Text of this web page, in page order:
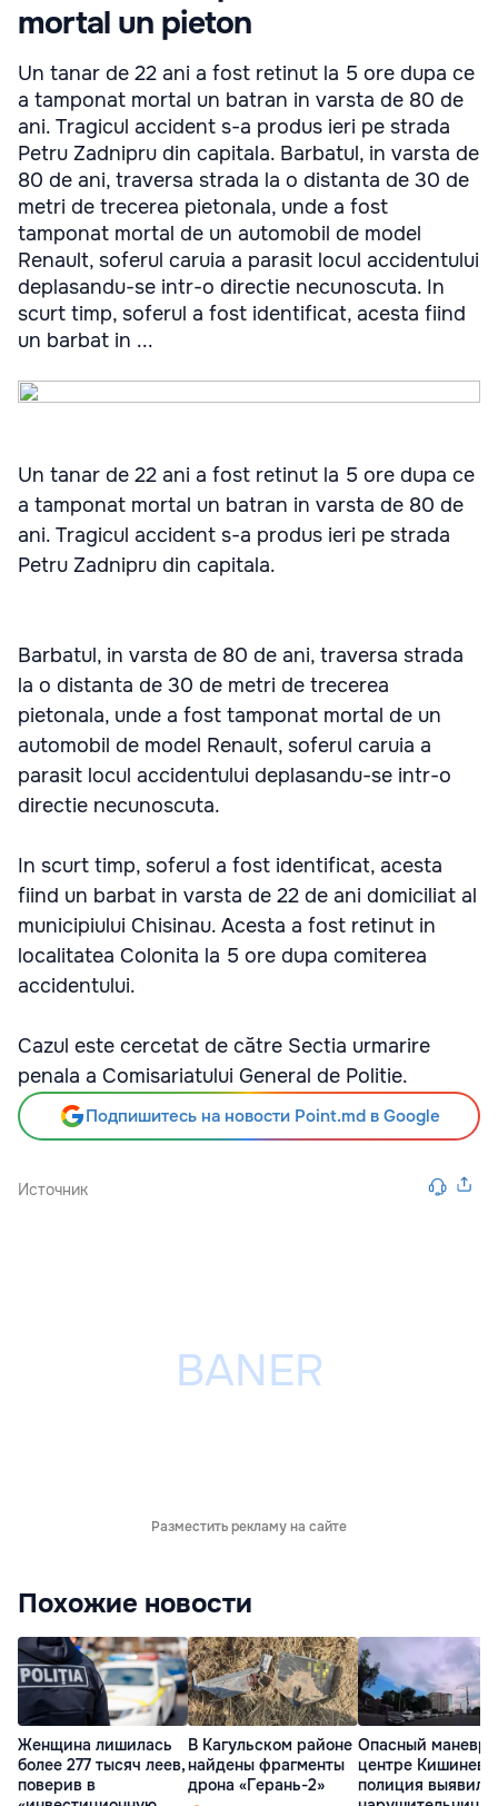
mortal un pieton
Un tanar de 22 ani a fost retinut la 5 ore dupa ce
a tamponat mortal un batran in varsta de 80 de
ani. Tragicul accident s-a produs ieri pe strada
Petru Zadnipru din capitala. Barbatul, in varsta de
80 de ani, traversa strada la o distanta de 30 de
metri de trecerea pietonala, unde a fost
tamponat mortal de un automobil de model
Renault, soferul caruia a parasit locul accidentului
deplasandu-se intr-o directie necunoscuta. In
scurt timp, soferul a fost identificat, acesta fiind
un barbat in ...
Un tanar de 22 ani a fost retinut la 5 ore dupa ce
a tamponat mortal un batran in varsta de 80 de
ani. Tragicul accident s-a produs ieri pe strada
Petru Zadnipru din capitala.
Barbatul, in varsta de 80 de ani, traversa strada
la o distanta de 30 de metri de trecerea
pietonala, unde a fost tamponat mortal de un
automobil de model Renault, soferul caruia a
parasit locul accidentului deplasandu-se intr-o
directie necunoscuta.
In scurt timp, soferul a fost identificat, acesta
fiind un barbat in varsta de 22 de ani domiciliat al
municipiului Chisinau. Acesta a fost retinut in
localitatea Colonita la 5 ore dupa comiterea
accidentului.
Cazul este cercetat de către Sectia urmarire
penala a Comisariatului General de Politie.
Подпишитесь на новости Point.md в Google
Источник
Разместить рекламу на сайте
Похожие новости
Женщина лишилась
более 277 тысяч леев,
поверив в
В Кагульском районе
найдены фрагменты
дрона «Герань-2»
Опасный маневр
центре Кишинева:
полиция выявила